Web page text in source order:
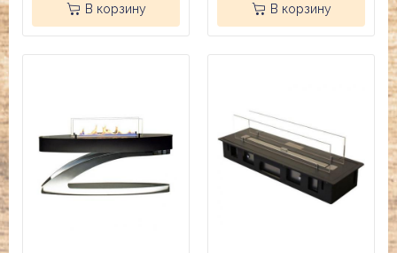
В корзину В корзину